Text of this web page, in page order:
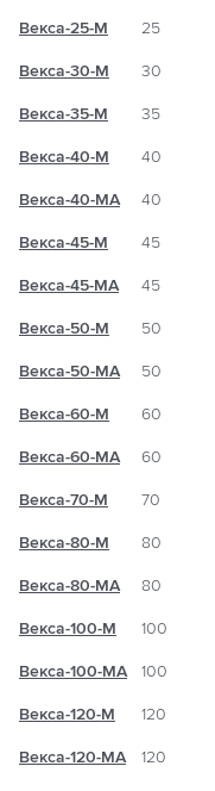
Векса-25-М 25
Векса-30-М 30
Векса-35-М 35
Векса-40-М 40
Векса-40-МА 40
Векса-45-М 45
Векса-45-МА 45
Векса-50-М 50
Векса-50-МА 50
Векса-60-М 60
Векса-60-МА 60
Векса-70-М 70
Векса-80-М 80
Векса-80-МА 80
Векса-100-М 100
Векса-100-МА 100
Векса-120-М 120
Векса-120-МА 120